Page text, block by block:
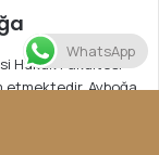
Hukuk Fakültesi
etmektedir. Ayboğa
Ankara
avukatlık
WhatsApp